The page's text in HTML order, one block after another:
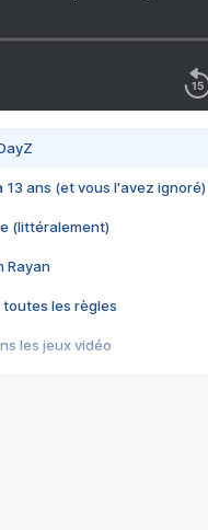
13 ans (et vous l'avez ignoré)
(littéralement)
Rayan
toutes les règles
les jeux vidéo